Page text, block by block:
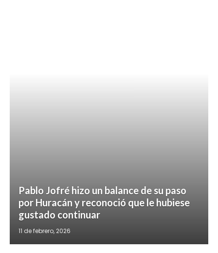
Pablo Jofré hizo un balance de su paso
por Huracán y reconoció que le hubiese
gustado continuar
11 de febrero, 2026